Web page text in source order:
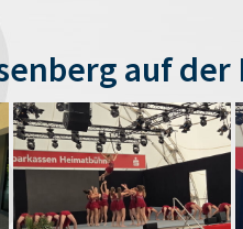
auf der